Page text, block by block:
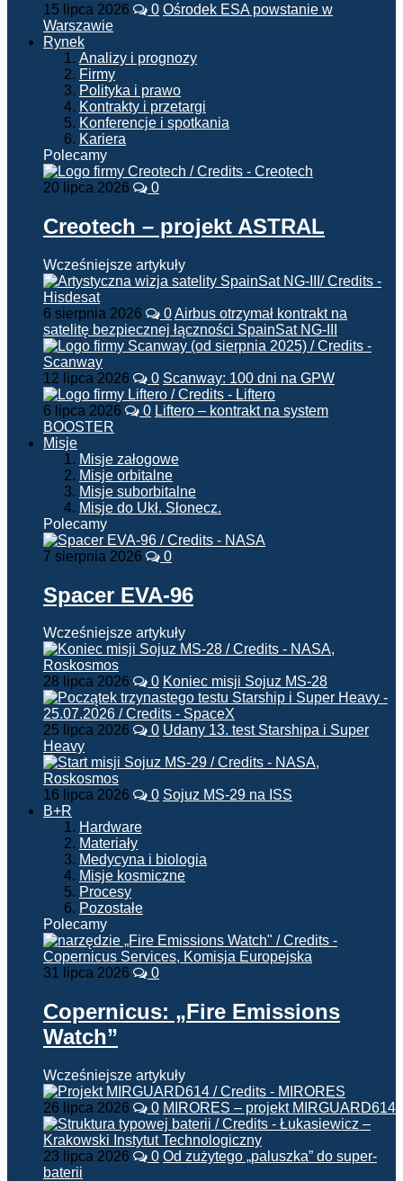
15 lipca 2026 0 Ośrodek ESA powstanie w
Warszawie
Rynek
Analizy i prognozy
Firmy
Polityka i prawo
Kontrakty i przetargi
Konferencje i spotkania
Kariera
Polecamy
20 lipca 2026 0
Creotech – projekt ASTRAL
Wcześniejsze artykuły
6 sierpnia 2026 0Airbus otrzymał kontrakt na
satelitę bezpiecznej łączności SpainSat NG-III
12 lipca 2026 0 Scanway: 100 dni na GPW
6 lipca 2026 0 Liftero – kontrakt na system
BOOSTER
Misje
Misje załogowe
Misje orbitalne
Misje suborbitalne
Misje do Ukł. Słonecz.
Polecamy
7 sierpnia 2026 0
Spacer EVA-96
Wcześniejsze artykuły
28 lipca 2026 0 Koniec misji Sojuz MS-28
25 lipca 2026 0 Udany 13. test Starshipa i Super
Heavy
16 lipca 2026 0 Sojuz MS-29 na ISS
B+R
Hardware
Materiały
Medycyna i biologia
Misje kosmiczne
Procesy
Pozostałe
Polecamy
31 lipca 2026 0
Copernicus: „Fire Emissions
Watch”
Wcześniejsze artykuły
26 lipca 2026 0 MIRORES – projekt MIRGUARD614
23 lipca 2026 0 Od zużytego „paluszka” do super-
baterii